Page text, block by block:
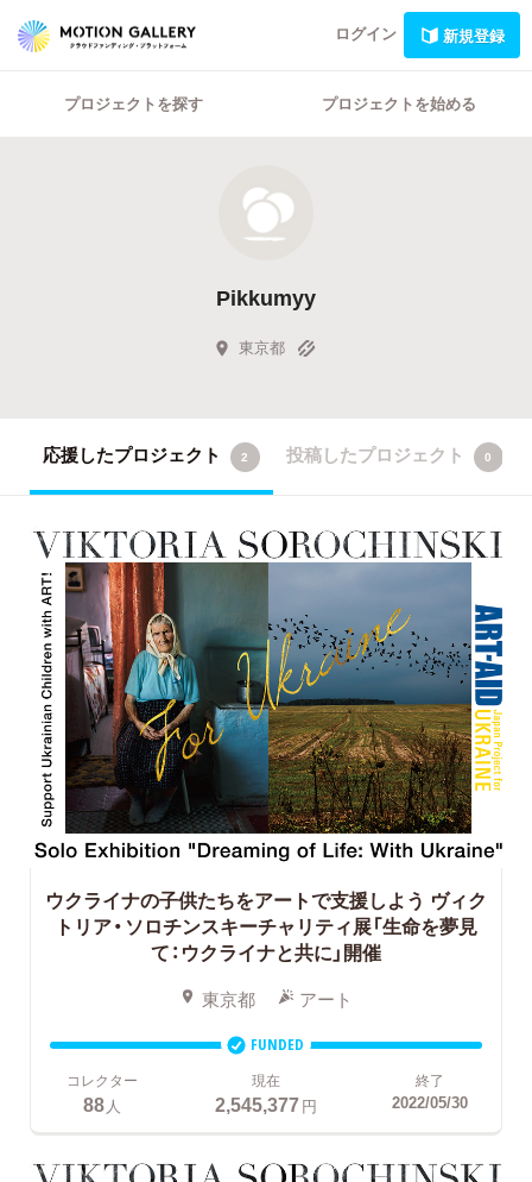
ログイン 新規登録
プロジェクトを探す プロジェクトを始める
Pikkumyy
東京都
応援したプロジェクト 2 投稿したプロジェクト 0
ウクライナの子供たちをアートで支援しよう ヴィク
トリア・ソロチンスキーチャリティ展「生命を夢見
て：ウクライナと共に」開催
東京都 アート
FUNDED
コレクター
88 人
現在
2,545,377円
終了
2022/05/30